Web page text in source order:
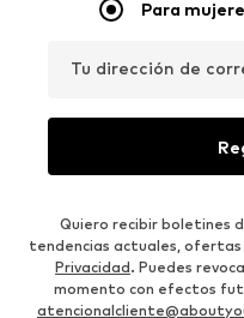
Para
Tu dirección de
Quiero recibir boletines
tendencias actuales, ofertas
Privacidad. Puedes
momento con efectos